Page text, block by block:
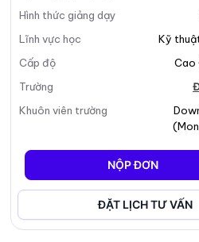
Hình thức giảng dạy
Lĩnh vực học
Kỹ
Cấp độ
Cao
Trường
Khuôn viên trường
(
NỘP ĐƠN
ĐẶT LỊCH TƯ VẤN